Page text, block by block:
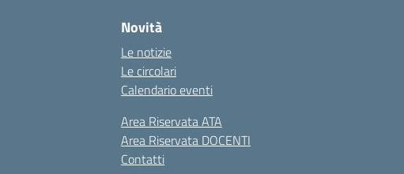
Novità
Le notizie
Le circolari
Calendario eventi
Area Riservata ATA
Area Riservata DOCENTI
Contatti